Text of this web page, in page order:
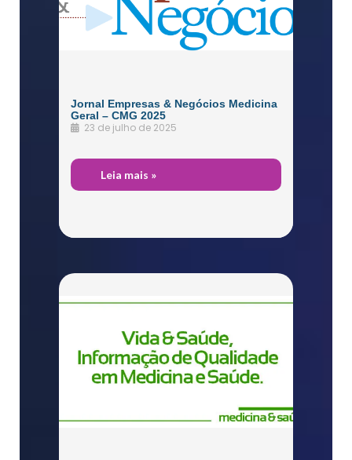
Jornal Empresas & Negócios Medicina
Geral – CMG 2025
23 de julho de 2025
Leia mais »